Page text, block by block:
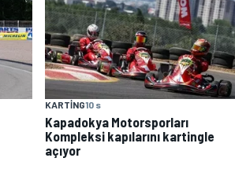
KARTING10 s
Kapadokya Motorsporları
Kompleksi kapılarını kartingle
açıyor